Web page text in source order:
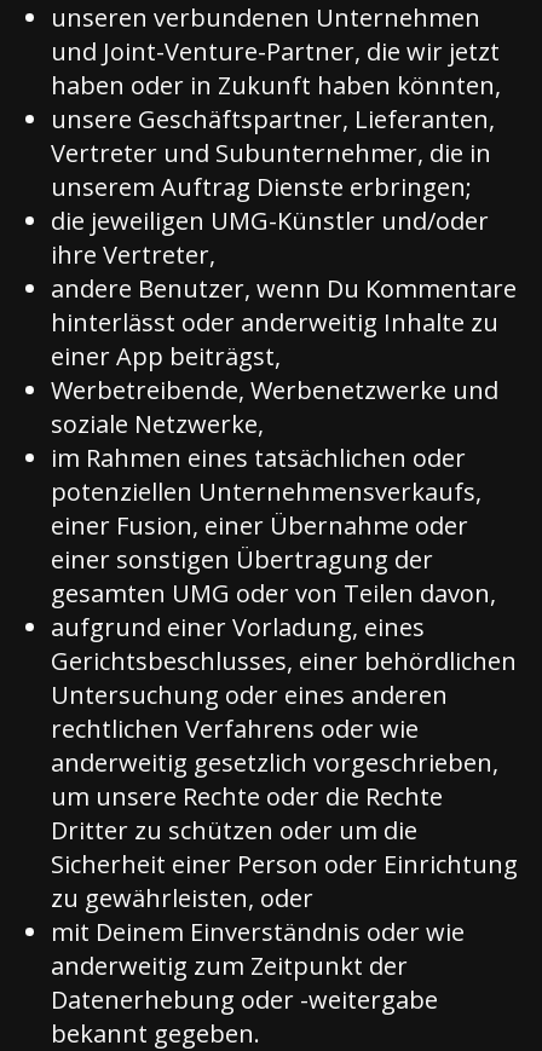
unseren verbundenen Unternehmen
und Joint-Venture-Partner, die wir jetzt
haben oder in Zukunft haben könnten,
unsere Geschäftspartner, Lieferanten,
Vertreter und Subunternehmer, die in
unserem Auftrag Dienste erbringen;
die jeweiligen UMG-Künstler und/oder
ihre Vertreter,
andere Benutzer, wenn Du Kommentare
hinterlässt oder anderweitig Inhalte zu
einer App beiträgst,
Werbetreibende, Werbenetzwerke und
soziale Netzwerke,
im Rahmen eines tatsächlichen oder
potenziellen Unternehmensverkaufs,
einer Fusion, einer Übernahme oder
einer sonstigen Übertragung der
gesamten UMG oder von Teilen davon,
aufgrund einer Vorladung, eines
Gerichtsbeschlusses, einer behördlichen
Untersuchung oder eines anderen
rechtlichen Verfahrens oder wie
anderweitig gesetzlich vorgeschrieben,
um unsere Rechte oder die Rechte
Dritter zu schützen oder um die
Sicherheit einer Person oder Einrichtung
zu gewährleisten, oder
mit Deinem Einverständnis oder wie
anderweitig zum Zeitpunkt der
Datenerhebung oder -weitergabe
bekannt gegeben.